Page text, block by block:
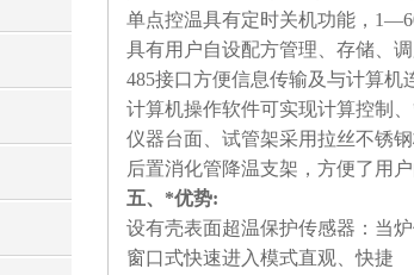
单点控温具有定时关机功能，
具有用户自设配方管理、存储、
485接口方便信息传输及与计算机
计算机操作软件可实现计算控制
仪器台面、试管架采用拉丝不锈
后置消化管降温支架，方便了用
五、*优势:
设有壳表面超温保护传感器：当
窗口式快速进入模式直观、快捷